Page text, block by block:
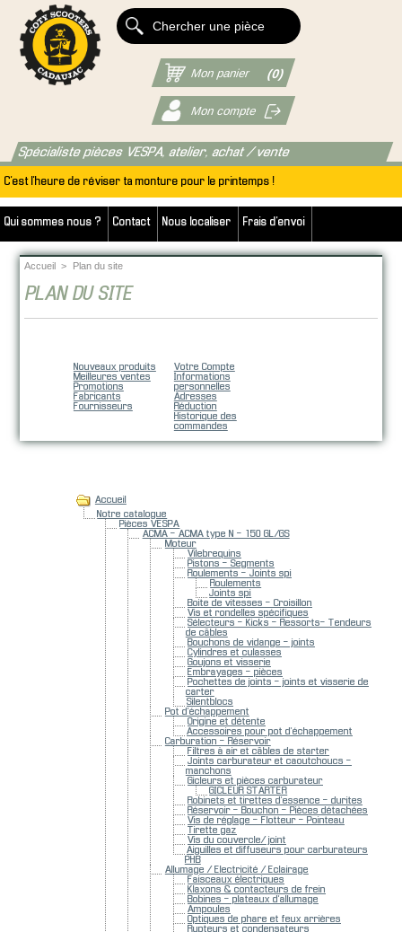
Spécialiste pièces VESPA, atelier, achat / vente
C'est l'heure de réviser ta monture pour le printemps !
Qui sommes nous ? Contact Nous localiser Frais d'envoi
Mon panier (0)
Mon compte
Accueil > Plan du site
PLAN DU SITE
Nouveaux produits
Meilleures ventes
Promotions
Fabricants
Fournisseurs
Votre Compte
Informations
personnelles
Adresses
Réduction
Historique des
commandes
Accueil
Notre catalogue
Pièces VESPA
ACMA - ACMA type N - 150 GL/GS
Moteur
Vilebrequins
Pistons - Segments
Roulements - Joints spi
Roulements
Joints spi
Boite de vitesses - Croisillon
Vis et rondelles spécifiques
Sélecteurs - Kicks - Ressorts- Tendeurs
de câbles
Bouchons de vidange - joints
Cylindres et culasses
Goujons et visserie
Embrayages - pièces
Pochettes de joints - joints et visserie de
carter
Silentblocs
Pot d'échappement
Origine et détente
Accessoires pour pot d'échappement
Carburation - Réservoir
Filtres à air et câbles de starter
Joints carburateur et caoutchoucs -
manchons
Gicleurs et pièces carburateur
GICLEUR STARTER
Robinets et tirettes d'essence - durites
Réservoir - Bouchon - Pièces détachées
Vis de réglage - Flotteur - Pointeau
Tirette gaz
Vis du couvercle/ joint
Aiguilles et diffuseurs pour carburateurs
PHB
Allumage / Electricité / Eclairage
Faisceaux électriques
Klaxons & contacteurs de frein
Bobines - plateaux d'allumage
Ampoules
Optiques de phare et feux arrières
Rupteurs et condensateurs